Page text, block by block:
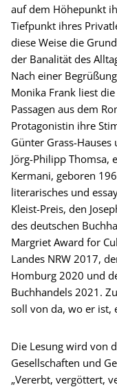
auf dem Höhepunkt
Tiefpunkt ihres
diese Weise die
der Banalität des
Nach einer
Monika Frank liest
Passagen aus dem
Protagonistin ihre
Günter Grass-
Jörg-Philipp Thomsa,
Kermani, geboren
literarisches und
Kleist-Preis, den
des deutschen
Margriet Award for
Landes NRW 2017,
Homburg 2020 und
Buchhandels 2021.
soll von da, wo er ist,
Die Lesung wird von
Gesellschaften und
„Vererbt, vergöttert,